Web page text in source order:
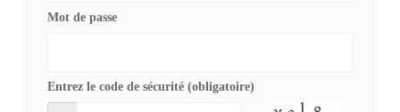
Mot de passe
Entrez le code de sécurité (obligatoire)